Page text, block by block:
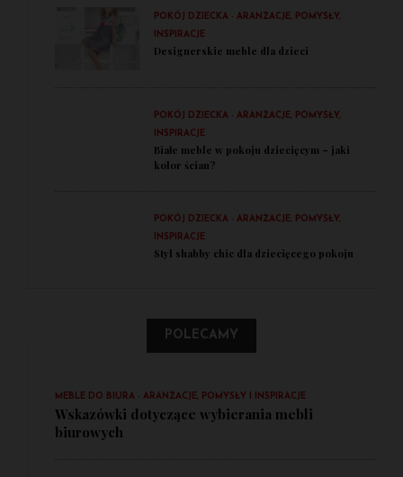
POKÓJ DZIECKA - ARANŻACJE, POMYSŁY,
INSPIRACJE
Designerskie meble dla dzieci
POKÓJ DZIECKA - ARANŻACJE, POMYSŁY,
INSPIRACJE
Białe meble w pokoju dziecięcym – jaki
kolor ścian?
POKÓJ DZIECKA - ARANŻACJE, POMYSŁY,
INSPIRACJE
Styl shabby chic dla dziecięcego pokoju
POLECAMY
MEBLE DO BIURA - ARANŻACJE, POMYSŁY I INSPIRACJE
Wskazówki dotyczące wybierania mebli
biurowych